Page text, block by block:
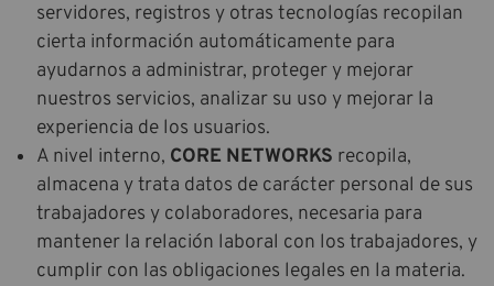
servidores, registros y otras tecnologías recopilan
cierta información automáticamente para
ayudarnos a administrar, proteger y mejorar
nuestros servicios, analizar su uso y mejorar la
experiencia de los usuarios.
A nivel interno, CORE NETWORKS recopila,
almacena y trata datos de carácter personal de sus
trabajadores y colaboradores, necesaria para
mantener la relación laboral con los trabajadores, y
cumplir con las obligaciones legales en la materia.